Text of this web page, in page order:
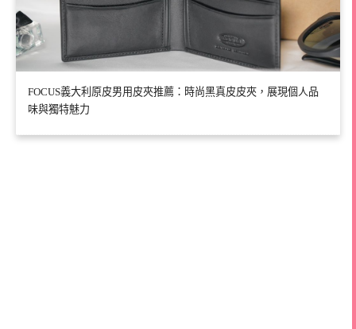
FOCUS義大利原皮男用皮夾推薦：時尚黑真皮皮夾，展現個人品
味與獨特魅力